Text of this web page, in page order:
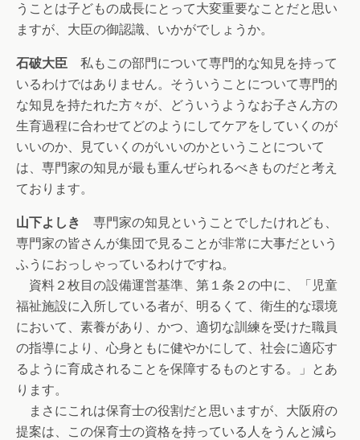
うことは子どもの成長にとって大変重要なことだと思い
ますが、大臣の御認識、いかがでしょうか。
石破大臣 私もこの部門について専門的な知見を持って
いるわけではありません。そういうことについて専門的
な知見を持たれた方々が、どういうようなお子さん方の
生育過程に合わせてどのようにしてケアをしていくのが
いいのか、見ていくのがいいのかということについて
は、専門家の知見が最も重んぜられるべきものだと考え
ております。
山下よしき
専門家の知見ということでしたけれども、
専門家の皆さんが集団で見ることが非常に大事だという
ふうにおっしゃっているわけですね。
資料２枚目の設備運営基準、第１条２の中に、「児童
福祉施設に入所している者が、明るくて、衛生的な環境
において、素養があり、かつ、適切な訓練を受けた職員
の指導により、心身ともに健やかにして、社会に適応す
るように育成されることを保障するものとする。」とあ
ります。
まさにこれは保育士の役割だと思いますが、大阪府の
提案は、この保育士の資格を持っている人をうんと減ら